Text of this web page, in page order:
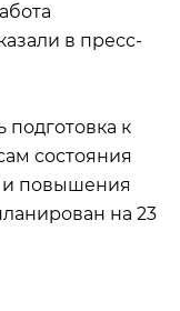
в пресс-
подготовка к
состояния
и повышения
на 23